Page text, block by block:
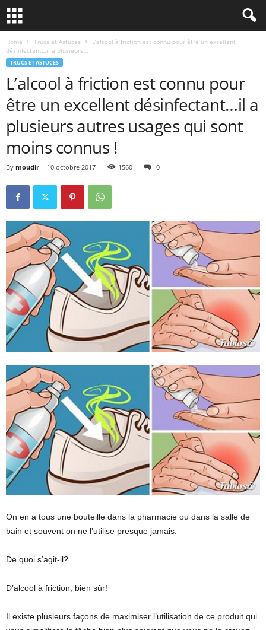
Home Trucs et Astuces
L’alcool à friction est connu pour être un excellent
désinfectant…il a plusieurs...
TRUCS ET ASTUCES
L’alcool à friction est connu pour
être un excellent désinfectant…il a
plusieurs autres usages qui sont
moins connus !
By moudir - 10 octobre 2017 1560 0
On en a tous une bouteille dans la pharmacie ou dans la salle de
bain et souvent on ne l’utilise presque jamais.
De quoi s’agit-il?
D’alcool à friction, bien sûr!
Il existe plusieurs façons de maximiser l’utilisation de ce produit qui